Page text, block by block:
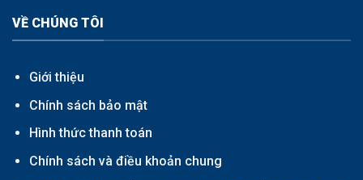
VỀ CHÚNG TÔI
Giới thiệu
Chính sách bảo mật
Hình thức thanh toán
Chính sách và điều khoản chung